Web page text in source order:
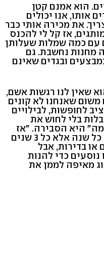
הוא אמנם קטן
אותו, אנו יכולים
את מכירה אותי כבר
אז קל לי להכנס
עם כמה שמלות שעלותן
מחנות נחשבת. גם
ובגדים שאינם
שאין לנו רגשות אשם,
משום שאנחנו לא קונים
לחופשות, לבילויים
בלי לחוש את
היא הסבירה. "אז
נכון שאנחנו לא נוסעים לחו"ל כל שנה אלא כל 3 שנים
או בדירות, אבל
נוסעים כדי להנות
מאיפה לממן את